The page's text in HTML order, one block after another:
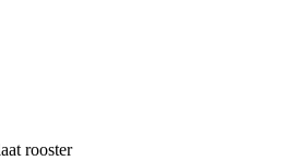
rooster